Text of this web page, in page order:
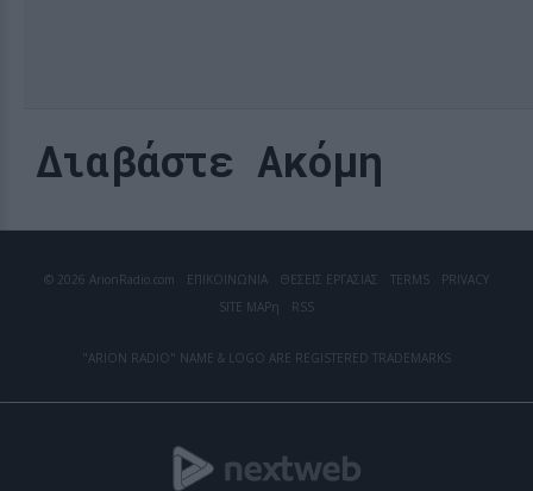
Διαβάστε Ακόμη
© 2026 ArionRadio.com ΕΠΙΚΟΙΝΩΝΙΑ ΘΕΣΕΙΣ ΕΡΓΑΣΙΑΣ TERMS
PRIVACY
SITE MAPη RSS
"ARION RADIO" NAME & LOGO ARE REGISTERED TRADEMARKS